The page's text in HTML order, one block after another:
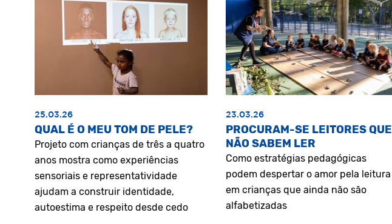
25.03.26
QUAL É O MEU TOM DE PELE?
Projeto com crianças de três a quatro
anos mostra como experiências
sensoriais e representatividade
ajudam a construir identidade,
autoestima e respeito desde cedo
23.03.26
PROCURAM-SE LEITORES QUE
NÃO SABEM LER
Como estratégias pedagógicas
podem despertar o amor pela leitura
em crianças que ainda não são
alfabetizadas